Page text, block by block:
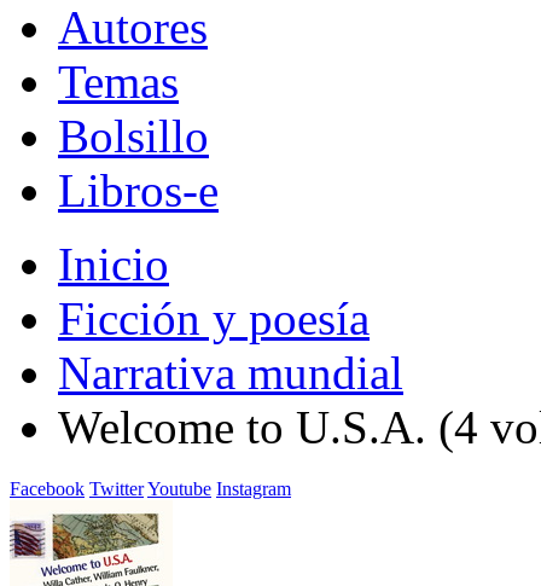
Autores
Temas
Bolsillo
Libros-e
Inicio
Ficción y poesía
Narrativa mundial
Welcome to U.S.A. (4
Facebook TwitterYoutube Instagram